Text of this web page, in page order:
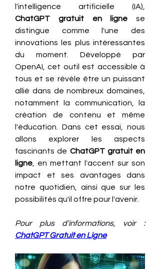
ChatGPT gratuit en ligne se
distingue comme l'une des
innovations les plus intéressantes
du moment. Développé par
OpenAI, cet outil est accessible à
tous et se révèle être un puissant
allié dans de nombreux domaines,
notamment la communication, la
création de contenu et même
l'éducation. Dans cet essai, nous
allons explorer les aspects
fascinants de ChatGPT gratuit en
ligne , en mettant l'accent sur son
impact et ses avantages dans
notre quotidien, ainsi que sur les
possibilités qu'il offre pour l'avenir.
Pour plus d'informations, voir :
ChatGPT Gratuit en Ligne